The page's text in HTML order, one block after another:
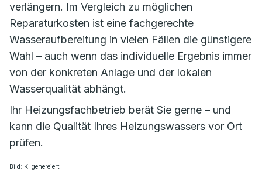
verlängern. Im Vergleich zu möglichen
Reparaturkosten ist eine fachgerechte
Wasseraufbereitung in vielen Fällen die günstigere
Wahl – auch wenn das individuelle Ergebnis immer
von der konkreten Anlage und der lokalen
Wasserqualität abhängt.
Ihr Heizungsfachbetrieb berät Sie gerne – und
kann die Qualität Ihres Heizungswassers vor Ort
prüfen.
Bild: KI genereiert